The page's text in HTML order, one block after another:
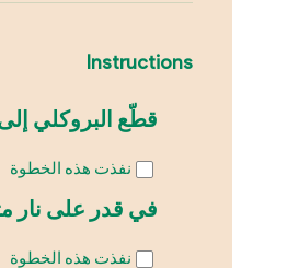
Instructions
قطّع البروكلي إلى
نفذت هذه الخطوة
في قدر على نار
نفذت هذه الخطوة